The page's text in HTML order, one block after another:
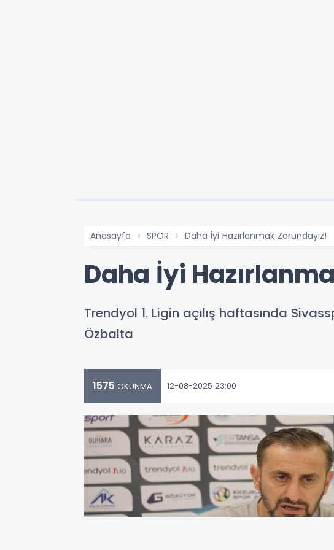
Anasayfa SPOR Daha İyi Hazırlanmak Zorundayız!
Daha İyi
Trendyol 1. Ligin açılış haftasında
Özbalta
1575 OKUNMA 12-08-2025 23:00